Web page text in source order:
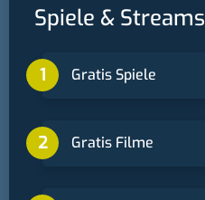
Spiele & Streams
Gratis Spiele
Gratis Filme